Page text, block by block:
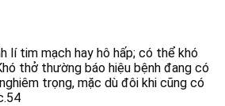
lí tim mạch hay hô hấp; có thể khó
thở thường báo hiệu bệnh đang có
trọng, mặc dù đôi khi cũng có